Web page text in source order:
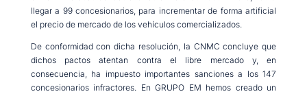
llegar a 99 concesionarios, para incrementar de forma artificial
el precio de mercado de los vehículos comercializados.
De conformidad con dicha resolución, la CNMC concluye que
dichos pactos atentan contra el libre mercado y, en
consecuencia, ha impuesto importantes sanciones a los 147
concesionarios infractores. En GRUPO EM hemos creado un